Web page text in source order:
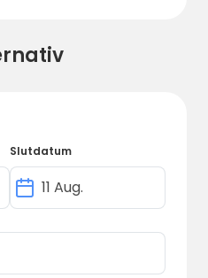
Det finns även 5
och mycket
På området finns
(öppen sommartid
djurgård som är
alternativ för dem
principen
Slutdatum